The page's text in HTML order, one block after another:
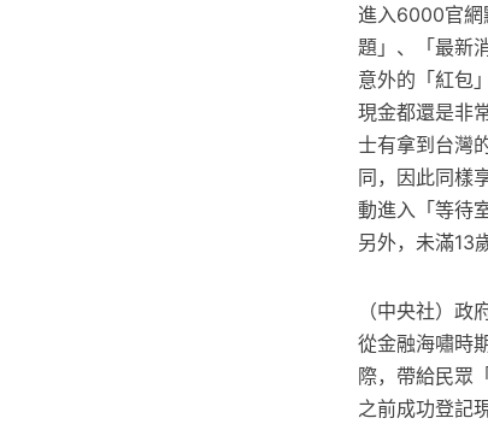
進入6000官網
題」、「最新
意外的「紅包
現金都還是非
士有拿到台灣
同，因此同樣
動進入「等待
另外，未滿13
（中央社）
從金融海嘯時
際，帶給民眾
之前成功登記